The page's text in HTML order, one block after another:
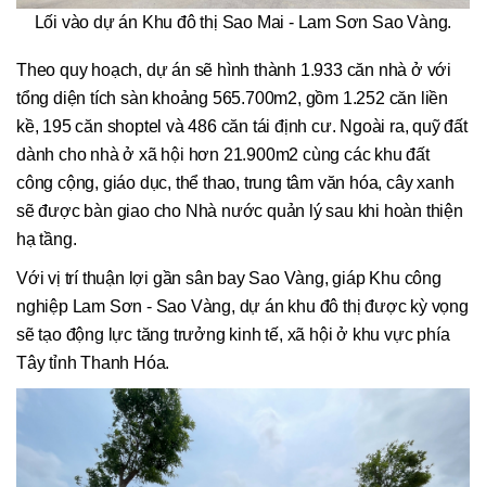
Lối vào dự án Khu đô thị Sao Mai - Lam Sơn Sao Vàng.
Theo quy hoạch, dự án sẽ hình thành 1.933 căn nhà ở với
tổng diện tích sàn khoảng 565.700m2, gồm 1.252 căn liền
kề, 195 căn shoptel và 486 căn tái định cư. Ngoài ra, quỹ đất
dành cho nhà ở xã hội hơn 21.900m2 cùng các khu đất
công cộng, giáo dục, thể thao, trung tâm văn hóa, cây xanh
sẽ được bàn giao cho Nhà nước quản lý sau khi hoàn thiện
hạ tầng.
Với vị trí thuận lợi gần sân bay Sao Vàng, giáp Khu công
nghiệp Lam Sơn - Sao Vàng, dự án khu đô thị được kỳ vọng
sẽ tạo động lực tăng trưởng kinh tế, xã hội ở khu vực phía
Tây tỉnh Thanh Hóa.